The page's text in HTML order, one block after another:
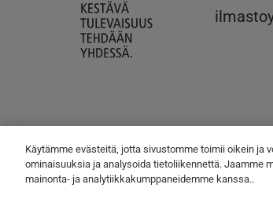
Käytämme evästeitä, jotta sivustomme toimii oikein ja
ominaisuuksia ja analysoida tietoliikennettä. Jaamme
mainonta- ja analytiikkakumppaneidemme kanssa..